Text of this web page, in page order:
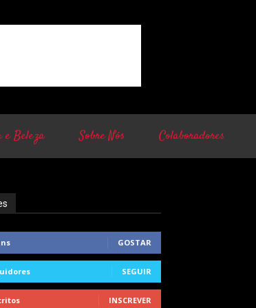
e Beleza Sobre Nós Colaboradores
GOSTAR
SEGUIR
INSCREVER